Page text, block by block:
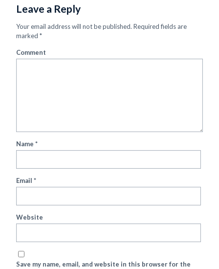
Leave a Reply
Your email address will not be published. Required fields are
marked *
Comment
Name *
Email *
Website
Save my name, email, and website in this browser for the